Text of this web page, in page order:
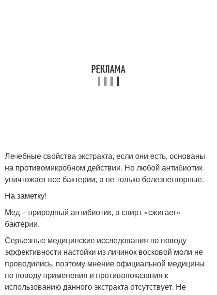
Лечебные свойства экстракта, если они есть, основаны
на противомикробном действии. Но любой антибиотик
уничтожает все бактерии, а не только болезнетворные.
На заметку!
Мед – природный антибиотик, а спирт «сжигает»
бактерии.
Серьезные медицинские исследования по поводу
эффективности настойки из личинок восковой моли не
проводились, поэтому мнение официальной медицины
по поводу применения и противопоказания к
использованию данного экстракта отсутствует. Не